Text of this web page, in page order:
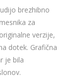
brezhibno
za
verzije,
dotek. Grafična
je bila